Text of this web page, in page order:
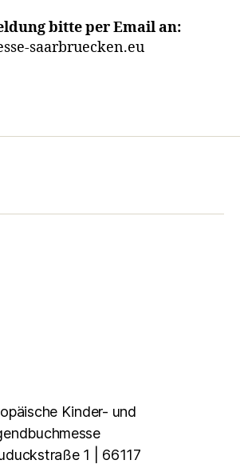
bitte per Email an:
saarbruecken.eu
Kinder- und
1 | 66117